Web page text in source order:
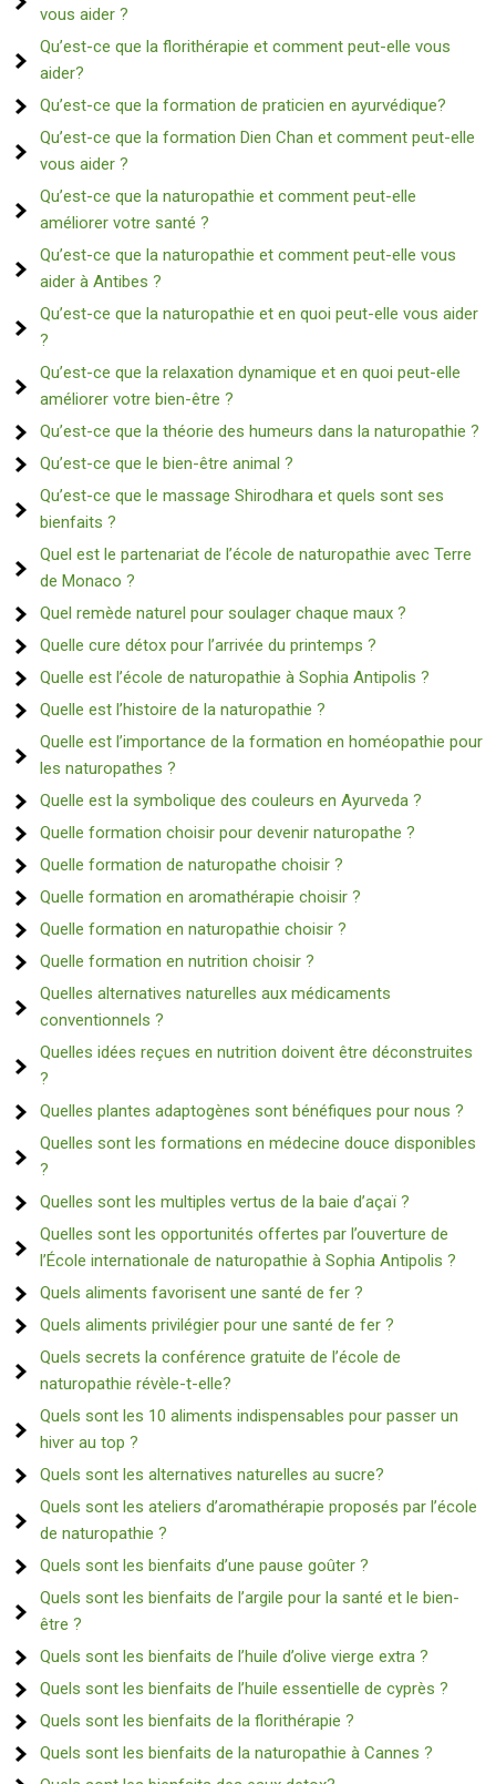
vous aider ?
Qu’est-ce que la florithérapie et comment peut-elle vous
aider?
Qu’est-ce que la formation de praticien en ayurvédique?
Qu’est-ce que la formation Dien Chan et comment peut-elle
vous aider ?
Qu’est-ce que la naturopathie et comment peut-elle
améliorer votre santé ?
Qu’est-ce que la naturopathie et comment peut-elle vous
aider à Antibes ?
Qu’est-ce que la naturopathie et en quoi peut-elle vous aider
?
Qu’est-ce que la relaxation dynamique et en quoi peut-elle
améliorer votre bien-être ?
Qu’est-ce que la théorie des humeurs dans la naturopathie ?
Qu’est-ce que le bien-être animal ?
Qu’est-ce que le massage Shirodhara et quels sont ses
bienfaits ?
Quel est le partenariat de l’école de naturopathie avec Terre
de Monaco ?
Quel remède naturel pour soulager chaque maux ?
Quelle cure détox pour l’arrivée du printemps ?
Quelle est l’école de naturopathie à Sophia Antipolis ?
Quelle est l’histoire de la naturopathie ?
Quelle est l’importance de la formation en homéopathie pour
les naturopathes ?
Quelle est la symbolique des couleurs en Ayurveda ?
Quelle formation choisir pour devenir naturopathe ?
Quelle formation de naturopathe choisir ?
Quelle formation en aromathérapie choisir ?
Quelle formation en naturopathie choisir ?
Quelle formation en nutrition choisir ?
Quelles alternatives naturelles aux médicaments
conventionnels ?
Quelles idées reçues en nutrition doivent être déconstruites
?
Quelles plantes adaptogènes sont bénéfiques pour nous ?
Quelles sont les formations en médecine douce disponibles
?
Quelles sont les multiples vertus de la baie d’açaï ?
Quelles sont les opportunités offertes par l’ouverture de
l’École internationale de naturopathie à Sophia Antipolis ?
Quels aliments favorisent une santé de fer ?
Quels aliments privilégier pour une santé de fer ?
Quels secrets la conférence gratuite de l’école de
naturopathie révèle-t-elle?
Quels sont les 10 aliments indispensables pour passer un
hiver au top ?
Quels sont les alternatives naturelles au sucre?
Quels sont les ateliers d’aromathérapie proposés par l’école
de naturopathie ?
Quels sont les bienfaits d’une pause goûter ?
Quels sont les bienfaits de l’argile pour la santé et le bien-
être ?
Quels sont les bienfaits de l’huile d’olive vierge extra ?
Quels sont les bienfaits de l’huile essentielle de cyprès ?
Quels sont les bienfaits de la florithérapie ?
Quels sont les bienfaits de la naturopathie à Cannes ?